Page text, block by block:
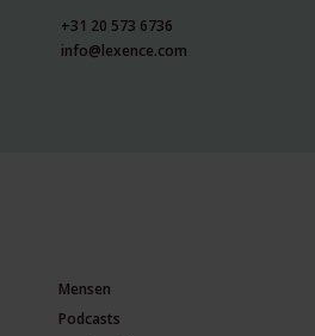
+31 20 573 6736
info@lexence.com
Mensen
Podcasts